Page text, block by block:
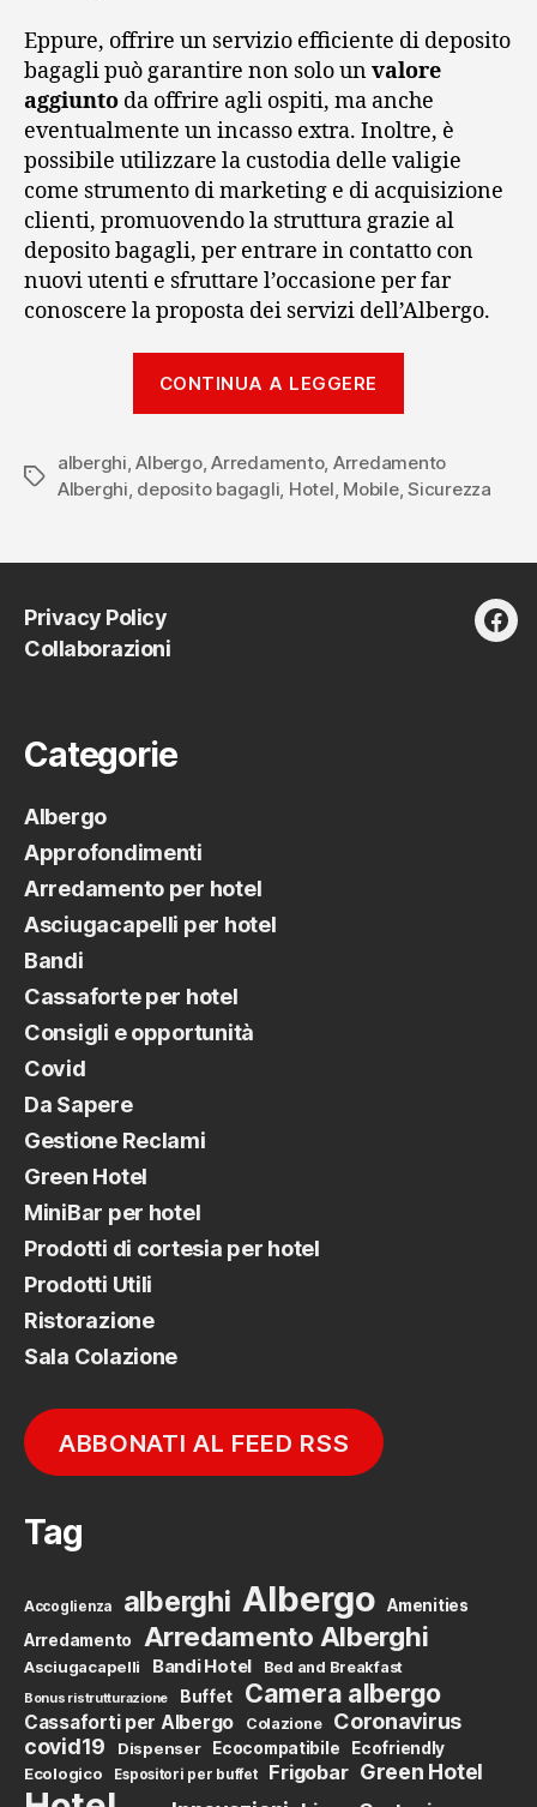
Eppure, offrire un servizio efficiente di deposito
bagagli può garantire non solo unvalore
aggiunto da offrire agli ospiti, ma anche
eventualmente un incasso extra. Inoltre, è
possibile utilizzare la custodia delle valigie
come strumento di marketing e di acquisizione
clienti, promuovendo la struttura grazie al
deposito bagagli, per entrare in contatto con
nuovi utenti e sfruttare l’occasione per far
conoscere la proposta dei servizi dell’Albergo.
CONTINUA A LEGGERE
di
custodire
valige
Tag
alberghi,Albergo,Arredamento, Arredamento
Alberghi, deposito bagagli, Hotel, Mobile,Sicurezza
Privacy Policy
Collaborazioni
Categorie
Albergo
Approfondimenti
Arredamento per hotel
Asciugacapelli per hotel
Bandi
Cassaforte per hotel
Consigli e opportunità
Covid
Da Sapere
Gestione Reclami
Green Hotel
MiniBar per hotel
Prodotti di cortesia per hotel
Prodotti Utili
Ristorazione
Sala Colazione
ABBONATI AL FEED RSS
Tag
Accoglienza alberghi Albergo
Amenities
Arredamento
Arredamento Alberghi
Asciugacapelli Bandi Hotel Bed and Breakfast
Bonus ristrutturazione Buffet Camera albergo
Cassaforti per Albergo Colazione
Coronavirus
covid19
Dispenser Ecocompatibile
Ecofriendly
Ecologico
Espositori per buffet Frigobar Green Hotel